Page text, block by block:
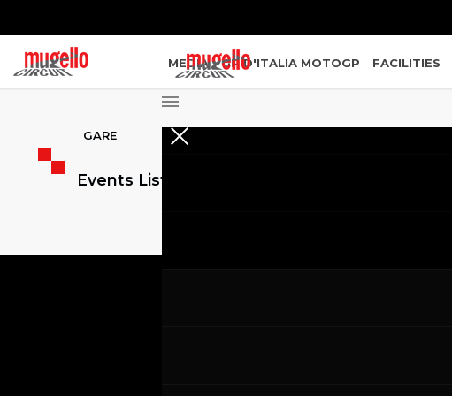
MEDIA GP D'ITALIA MOTOGP FACILITIES
GARE
Events List